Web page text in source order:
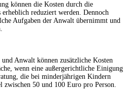
können die Kosten durch die
erheblich reduziert werden. Dennoch
Aufgaben der Anwalt übernimmt und
Anwalt können zusätzliche Kosten
wenn eine außergerichtliche Einigung
die bei minderjährigen Kindern
50 und 100 Euro pro Person.